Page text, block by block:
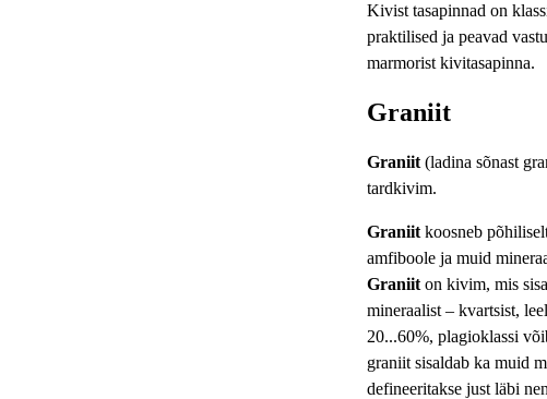
Kivist tasapinnad on
praktilised ja peavad
marmorist kivitasapinna.
Graniit
Graniit (ladina sõnast
tardkivim.
Graniit koosneb
amfiboole ja muid
Graniit on kivim, mis
mineraalist – kvartsist,
20...60%, plagioklassi
graniit sisaldab ka muid
defineeritakse just läbi